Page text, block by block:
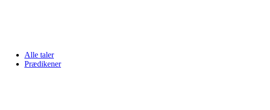
Alle taler
Prædikener